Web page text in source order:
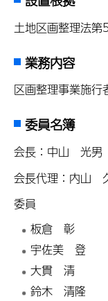
土地区画整理法
業務内容
区画整理事業施行
委員名簿
会長：中山 光男
会長代理：内山
委員
板倉 彰
宇佐美 登
大貫 清
鈴木 清隆